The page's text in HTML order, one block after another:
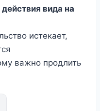
вида на
истекает,
важно продлить